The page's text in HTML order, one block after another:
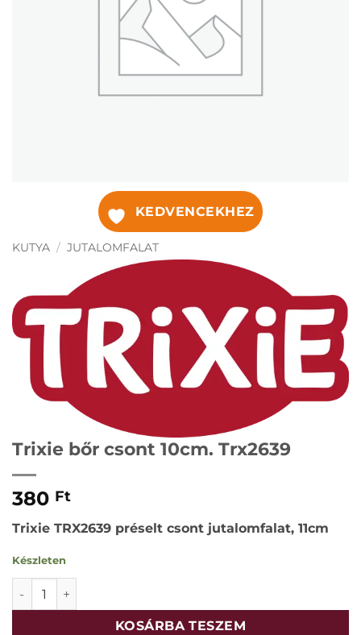
KEDVENCEKHEZ
KUTYA / JUTALOMFALAT
Trixie bőr csont 10cm. Trx2639
380 Ft
Trixie TRX2639 préselt csont jutalomfalat, 11cm
Készleten
Trixie bőr csont 10cm. Trx2639 mennyiség
KOSÁRBA TESZEM